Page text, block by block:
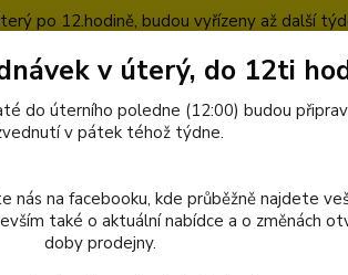
po 12.hodině, budou vyřízeny až další
Hledat
a zelenina
v úterý, do 12ti
do úterního poledne (12:00) budou
v pátek téhož týdne.
nás na facebooku, kde průběžně najdete
také o aktuální nabídce a o změnách
doby prodejny.